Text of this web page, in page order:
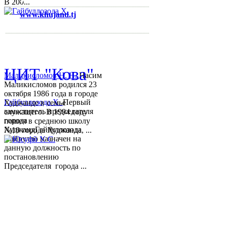
Гайбуллозода Х.Первый
заместитель председателя
города
ХуджандГайбуллозода
Хайрулло назначен на
данную должность по
постановлению
Председателя города ...
Маликисломов Н. Н.Насим
Маликисломов родился 23
октября 1986 года в городе
Худжанде в семье
служащего. В 1994 году
пошел в среднюю школу
№18 города Худжанда, ...
www.khujand.tj
ЦИТ "Кова"